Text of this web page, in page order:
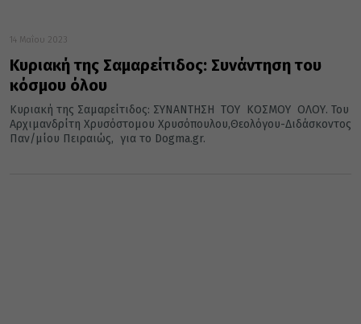
14 Μαΐου 2023
Κυριακή της Σαμαρείτιδος: Συνάντηση του
κόσμου όλου
Κυριακή της Σαμαρείτιδος: ΣΥΝΑΝΤΗΣΗ ΤΟΥ ΚΟΣΜΟΥ ΟΛΟΥ. Του
Αρχιμανδρίτη Χρυσόστομου Χρυσόπουλου,Θεολόγου-Διδάσκοντος
Παν/μίου Πειραιώς, για το Dogma.gr.